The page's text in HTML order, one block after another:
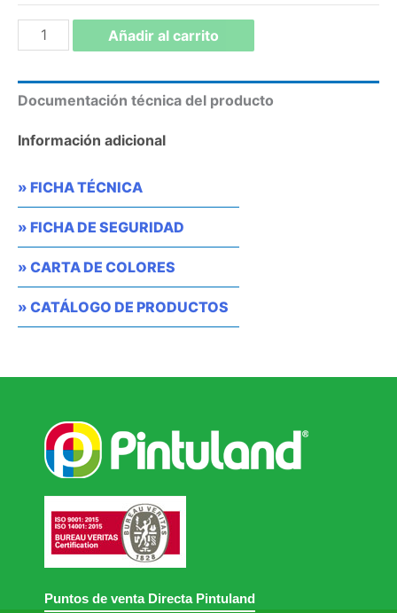
SELLADOR
CATALIZADO
cantidad
Añadir al carrito
Documentación técnica del producto
Información adicional
» FICHA TÉCNICA
» FICHA DE SEGURIDAD
» CARTA DE COLORES
» CATÁLOGO DE PRODUCTOS
Puntos de venta Directa Pintuland